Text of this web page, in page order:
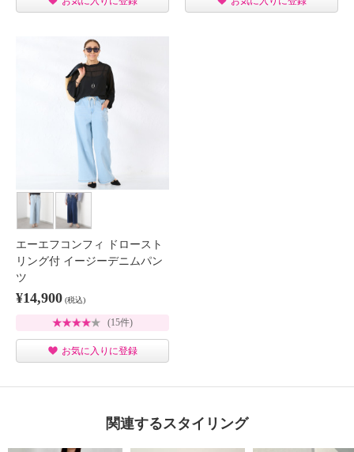
エーエフコンフィ ドロースト
リング付 イージーデニムパン
ツ
¥14,900 (税込)
(15件)
お気に入りに登録
関連するスタイリング